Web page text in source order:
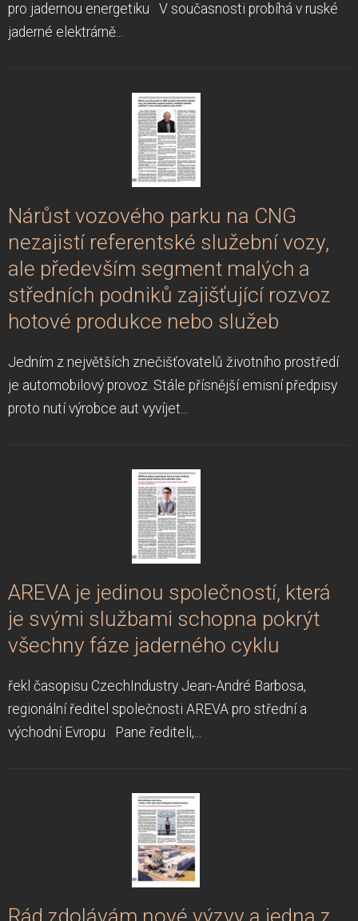
pro jadernou energetiku V současnosti probíhá v ruské
jaderné elektrárně...
Nárůst vozového parku na CNG
nezajistí referentské služební vozy,
ale především segment malých a
středních podniků zajišťující rozvoz
hotové produkce nebo služeb
Jedním z největších znečišťovatelů životního prostředí
je automobilový provoz. Stále přísnější emisní předpisy
proto nutí výrobce aut vyvíjet...
AREVA je jedinou společností, která
je svými službami schopna pokrýt
všechny fáze jaderného cyklu
řekl časopisu CzechIndustry Jean-André Barbosa,
regionální ředitel společnosti AREVA pro střední a
východní Evropu Pane řediteli,...